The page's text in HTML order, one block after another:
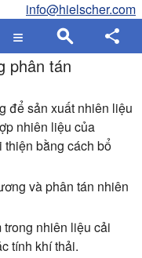
info@hielscher.com
phân tán
để sản xuất nhiên liệu
nhiên liệu của
bằng cách bổ
và phân tán nhiên
nhiên liệu cải
tính khí thải.